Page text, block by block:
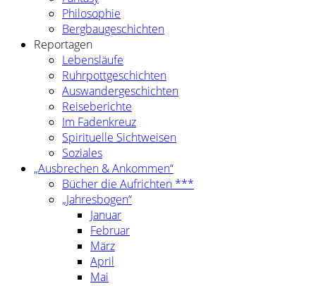
Philosophie
Bergbaugeschichten
Reportagen
Lebensläufe
Ruhrpottgeschichten
Auswandergeschichten
Reiseberichte
Im Fadenkreuz
Spirituelle Sichtweisen
Soziales
„Ausbrechen & Ankommen“
Bücher die Aufrichten ***
„Jahresbogen“
Januar
Februar
März
April
Mai